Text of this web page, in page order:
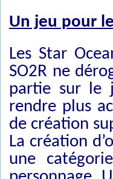
Un jeu pour
Les Star
SO2R ne
partie sur le
rendre plus
de création
La création
une